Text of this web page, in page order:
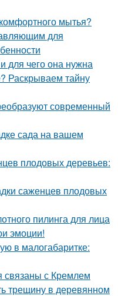
мытья?
для
для чего она нужна
Раскрываем тайну
современный
сада на вашем
плодовых деревьев:
саженцев плодовых
пилинга для лица
эмоции!
в малогабаритке:
связаны с Кремлем
трещину в деревянном